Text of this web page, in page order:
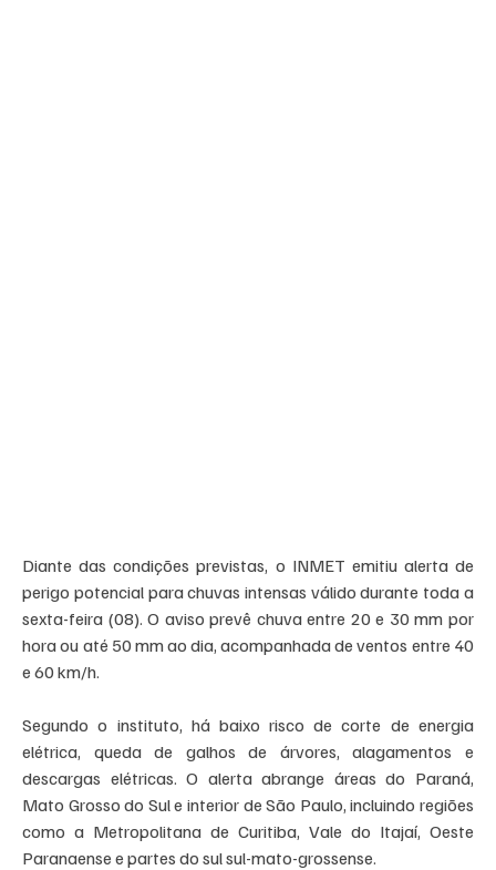
Diante das condições previstas, o INMET emitiu alerta de
perigo potencial para chuvas intensas válido durante toda a
sexta-feira (08). O aviso prevê chuva entre 20 e 30 mm por
hora ou até 50 mm ao dia, acompanhada de ventos entre 40
e 60 km/h.
Segundo o instituto, há baixo risco de corte de energia
elétrica, queda de galhos de árvores, alagamentos e
descargas elétricas. O alerta abrange áreas do Paraná,
Mato Grosso do Sul e interior de São Paulo, incluindo regiões
como a Metropolitana de Curitiba, Vale do Itajaí, Oeste
Paranaense e partes do sul sul-mato-grossense.